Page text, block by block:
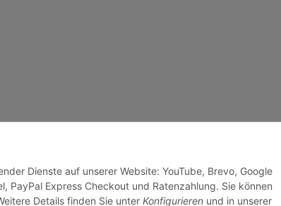
Dienste auf unserer Website: YouTube, Brevo, Google
PayPal Express Checkout und Ratenzahlung. Sie können
Details finden Sie unter Konfigurieren und in unserer